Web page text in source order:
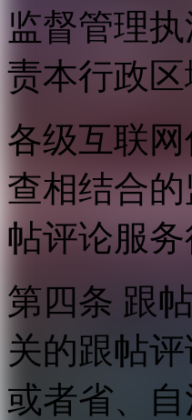
监督管理
责本行政
各级互联
查相结合
帖评论服务
第四条 跟
关的跟帖
或者省、